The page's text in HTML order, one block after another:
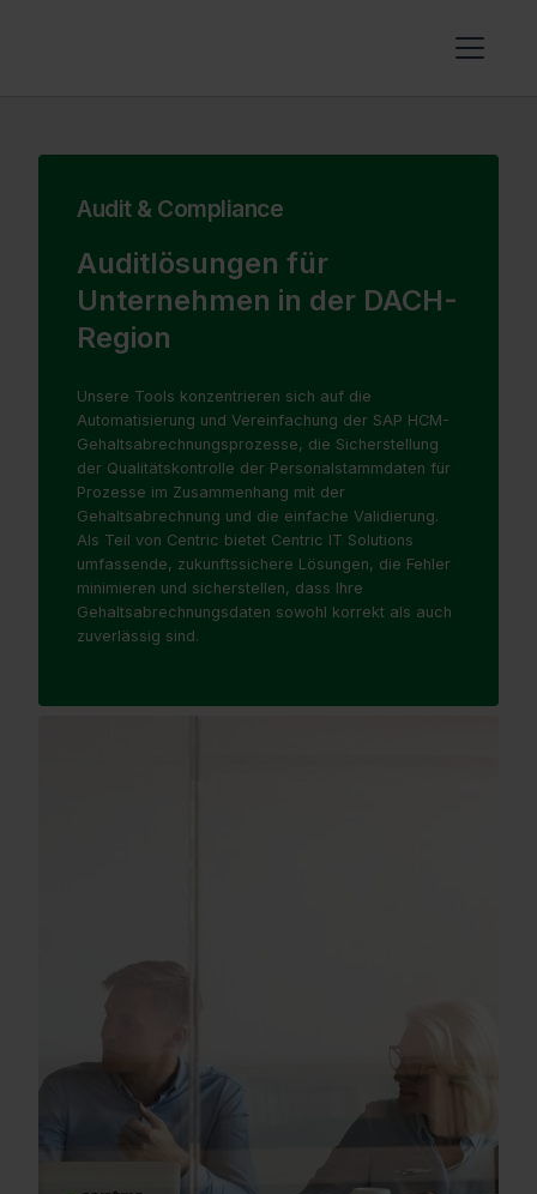
Audit & Compliance
Auditlösungen für
Unternehmen in der DACH-
Region
Unsere Tools konzentrieren sich auf die
Automatisierung und Vereinfachung der SAP HCM-
Gehaltsabrechnungsprozesse, die Sicherstellung
der Qualitätskontrolle der Personalstammdaten für
Prozesse im Zusammenhang mit der
Gehaltsabrechnung und die einfache Validierung.
Als Teil von Centric bietet Centric IT Solutions
umfassende, zukunftssichere Lösungen, die Fehler
minimieren und sicherstellen, dass Ihre
Gehaltsabrechnungsdaten sowohl korrekt als auch
zuverlässig sind.